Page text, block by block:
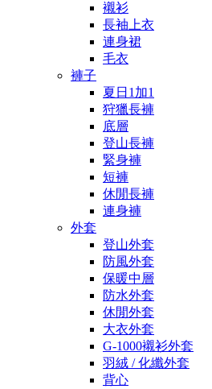
襯衫
長袖上衣
連身裙
毛衣
褲子
夏日1加1
狩獵長褲
底層
登山長褲
緊身褲
短褲
休閒長褲
連身褲
外套
登山外套
防風外套
保暖中層
防水外套
休閒外套
大衣外套
G-1000襯衫外套
羽絨 / 化纖外套
背心